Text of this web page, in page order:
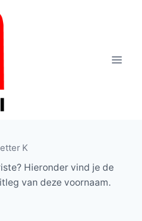
K
Hieronder vind je de
van deze voornaam.